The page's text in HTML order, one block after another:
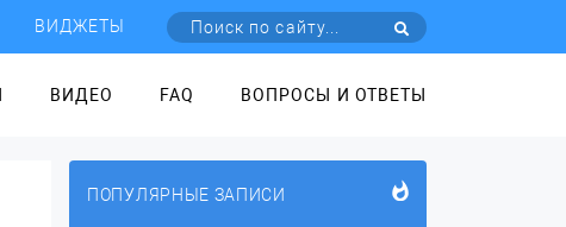
ВИДЖЕТЫ
ВИДЕО FAQ ВОПРОСЫ И ОТВЕТЫ
ПОПУЛЯРНЫЕ ЗАПИСИ